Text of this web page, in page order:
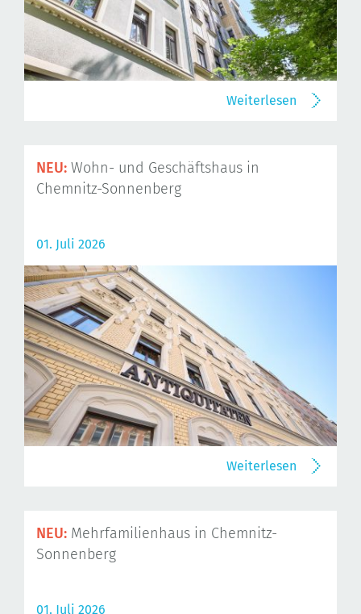
Weiterlesen
NEU: Wohn- und Geschäftshaus in
Chemnitz-Sonnenberg
01. Juli 2026
Weiterlesen
NEU: Mehrfamilienhaus in Chemnitz-
Sonnenberg
01. Juli 2026